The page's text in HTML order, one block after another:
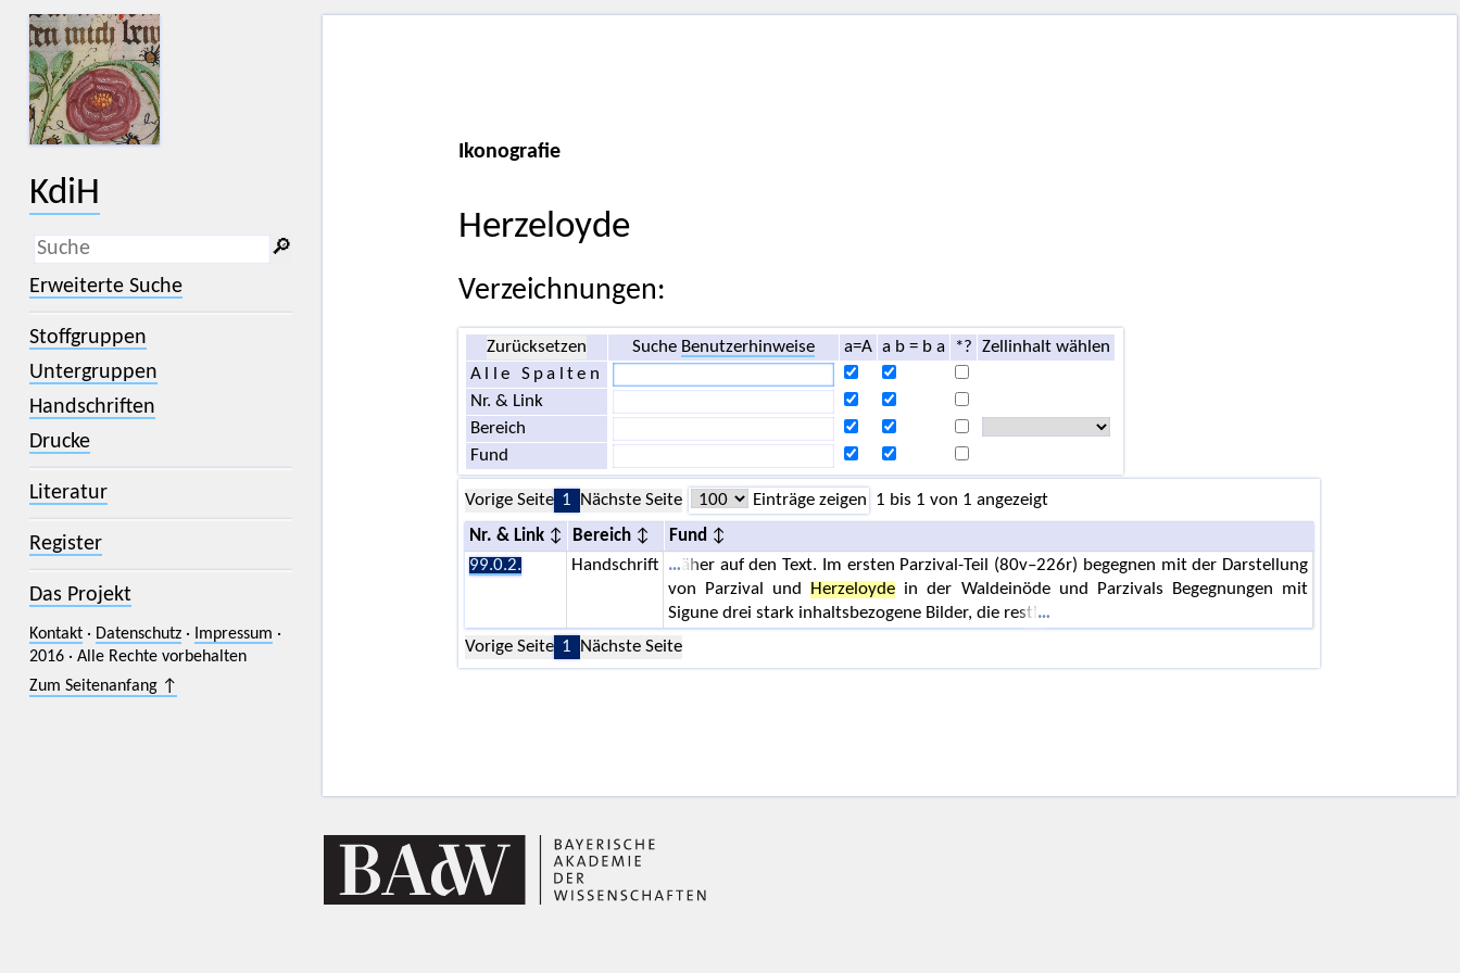
KdiH
_
(der Unterstrich) ist Platzhalter für
genau ein Zeichen.
% (das Prozentzeichen) ist Platzhalter
für kein, ein oder mehr als ein
🔎︎
Erweiterte Suche
Stoffgruppen
Untergruppen
Handschriften
Drucke
Literatur
Register
Das Projekt
Kontakt· Datenschutz· Impressum ·
2016 · Alle Rechte vorbehalten
Zum Seitenanfang ↑
Ikonografie
Herzeloyde
Verzeichnungen:
Zurücksetzen Suche Benutzerhinweise a=A a b = b a *?
Zellinhalt wählen
Alle Spalten
Nr. & Link
Bereich
Fund
Vorige Seite 1 Nächste Seite Einträge zeigen 1 bis 1 von 1 angezeigt
Nr. & Link Bereich
Fund
99.0.2.
Handschrift
äher auf den Text. Im ersten Parzival-Teil (80v–226r) begegnen mit der Darstellung
von Parzival und
Herzeloyde in der Waldeinöde und Parzivals Begegnungen mit
Sigune drei stark inhaltsbezogene Bilder, die restl
Vorige Seite 1 Nächste Seite